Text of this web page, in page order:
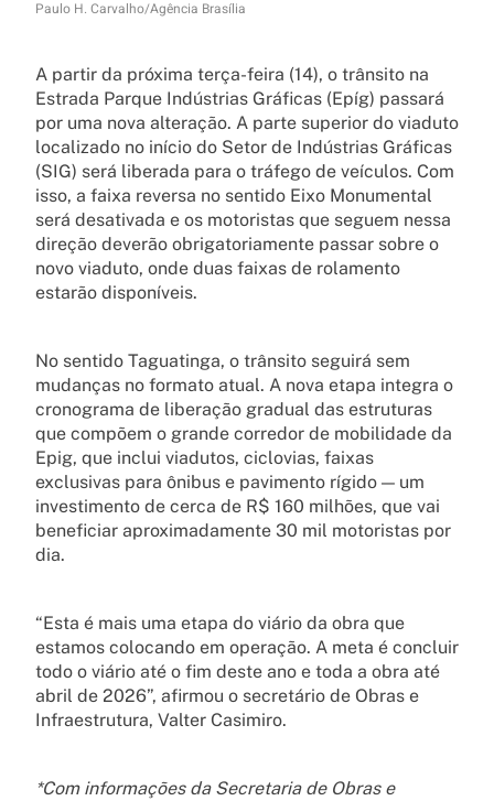
Paulo H. Carvalho/Agência Brasília
A partir da próxima terça-feira (14), o trânsito na
Estrada Parque Indústrias Gráficas (Epíg) passará
por uma nova alteração. A parte superior do viaduto
localizado no início do Setor de Indústrias Gráficas
(SIG) será liberada para o tráfego de veículos. Com
isso, a faixa reversa no sentido Eixo Monumental
será desativada e os motoristas que seguem nessa
direção deverão obrigatoriamente passar sobre o
novo viaduto, onde duas faixas de rolamento
estarão disponíveis.
No sentido Taguatinga, o trânsito seguirá sem
mudanças no formato atual. A nova etapa integra o
cronograma de liberação gradual das estruturas
que compõem o grande corredor de mobilidade da
Epig, que inclui viadutos, ciclovias, faixas
exclusivas para ônibus e pavimento rígido — um
investimento de cerca de R$ 160 milhões, que vai
beneficiar aproximadamente 30 mil motoristas por
dia.
“Esta é mais uma etapa do viário da obra que
estamos colocando em operação. A meta é concluir
todo o viário até o fim deste ano e toda a obra até
abril de 2026”, afirmou o secretário de Obras e
Infraestrutura, Valter Casimiro.
*Com informações da Secretaria de Obras e